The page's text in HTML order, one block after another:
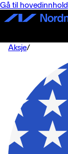
Gå til hovedinnhold
Aksje/